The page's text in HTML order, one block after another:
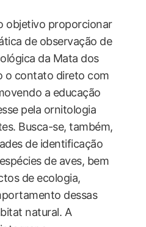
objetivo proporcionar
de observação de
da Mata dos
o contato direto com
a educação
pela ornitologia
Busca-se, também,
de identificação
de aves, bem
de ecologia,
dessas
natural. A